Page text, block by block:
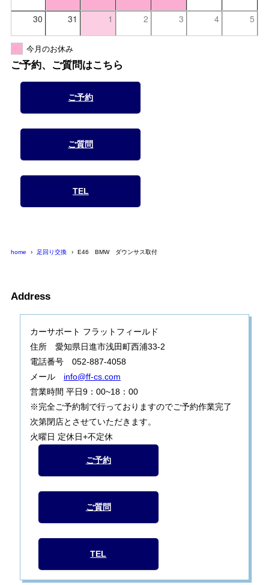
30 31 1 2 3 4 5
今月のお休み
ご予約、ご質問はこちら
ご予約
ご質問
TEL
home 足回り交換 E46 BMW ダウンサス取付
Address
カーサポート フラットフィールド
住所 愛知県日進市浅田町西浦33-2
電話番号 052-887-4058
メール info@ff-cs.com
営業時間 平日9：00~18：00
※完全ご予約制で行っておりますのでご予約作業完了
次第閉店とさせていただきます。
火曜日 定休日+不定休
ご予約
ご質問
TEL